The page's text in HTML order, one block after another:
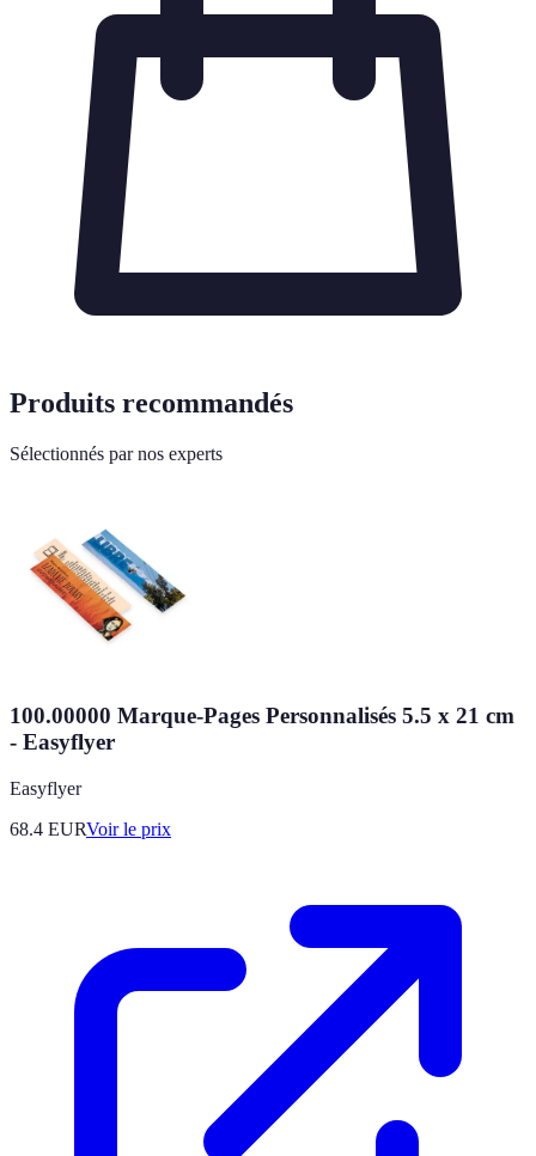
Produits recommandés
Sélectionnés par nos experts
100.00000 Marque-Pages Personnalisés 5.5 x 21 cm
- Easyflyer
Easyflyer
68.4 EURVoir le prix